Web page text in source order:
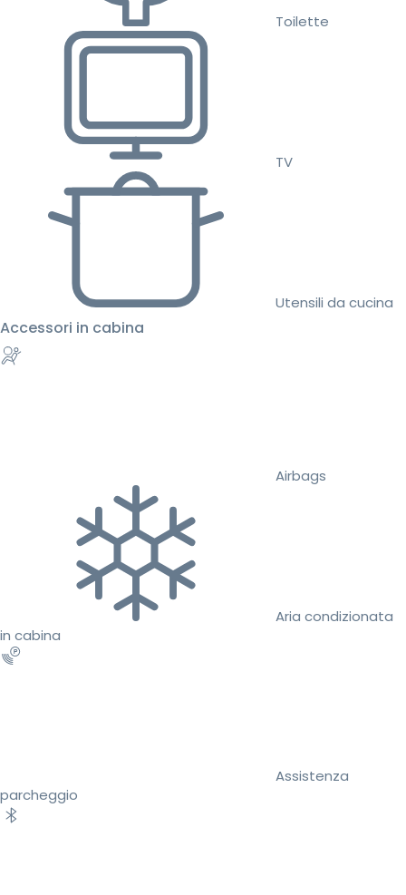
Toilette
TV
Utensili da cucina
Accessori in cabina
Airbags
Aria condizionata
in cabina
Assistenza
parcheggio